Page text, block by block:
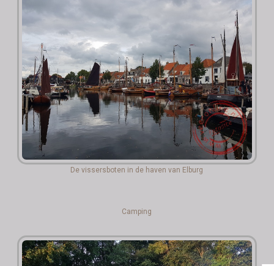
De vissersboten in de haven van Elburg
Camping